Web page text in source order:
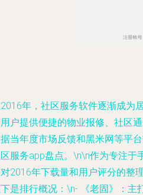
年，社区服务软件逐渐成为
户提供便捷的物业报修、社区
当年度市场反馈和黑米网等平
服务app盘点。\n\n作为专注于
2016年下载量和用户评分的整
是排行概况：\n- 《老固》：主